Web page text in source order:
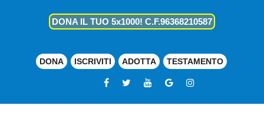
DONA IL TUO 5x1000! C.F.96368210587
DONA ISCRIVITI ADOTTA TESTAMENTO